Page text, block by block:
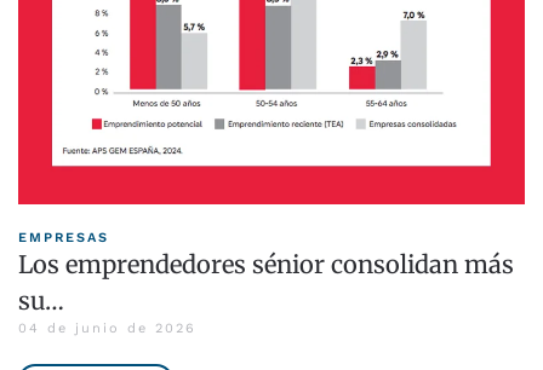
EMPRESAS
Los emprendedores sénior consolidan más
su…
04 de junio de 2026